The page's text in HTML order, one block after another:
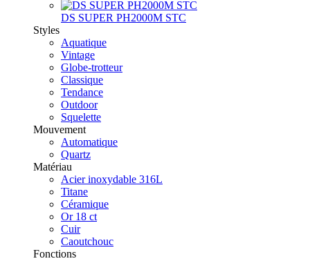
DS SUPER PH2000M STC
Styles
Aquatique
Vintage
Globe-trotteur
Classique
Tendance
Outdoor
Squelette
Mouvement
Automatique
Quartz
Matériau
Acier inoxydable 316L
Titane
Céramique
Or 18 ct
Cuir
Caoutchouc
Fonctions